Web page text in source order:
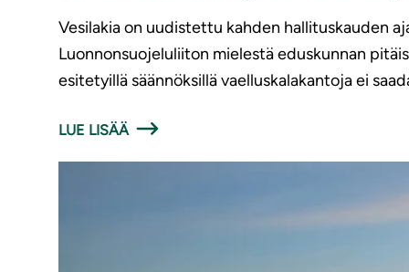
Vesilakia on uudistettu kahden hallituskauden
Luonnonsuojeluliiton mielestä eduskunnan
esitetyillä säännöksillä vaelluskalakantoja ei
LUE LISÄÄ